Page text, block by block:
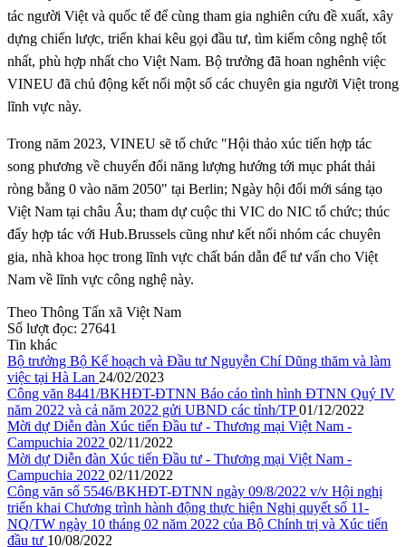
tác người Việt và quốc tế để cùng tham gia nghiên cứu đề xuất, xây
dựng chiến lược, triển khai kêu gọi đầu tư, tìm kiếm công nghệ tốt
nhất, phù hợp nhất cho Việt Nam. Bộ trưởng đã hoan nghênh việc
VINEU đã chủ động kết nối một số các chuyên gia người Việt trong
lĩnh vực này.
Trong năm 2023, VINEU sẽ tổ chức "Hội thảo xúc tiến hợp tác
song phương về chuyển đổi năng lượng hướng tới mục phát thải
ròng bằng 0 vào năm 2050" tại Berlin; Ngày hội đổi mới sáng tạo
Việt Nam tại châu Âu; tham dự cuộc thi VIC do NIC tổ chức; thúc
đẩy hợp tác với Hub.Brussels cũng như kết nối nhóm các chuyên
gia, nhà khoa học trong lĩnh vực chất bán dẫn để tư vấn cho Việt
Nam về lĩnh vực công nghệ này.
Theo Thông Tấn xã Việt Nam
Số lượt đọc: 27641
Tin khác
Bộ trưởng Bộ Kế hoạch và Đầu tư Nguyễn Chí Dũng thăm và làm
việc tại Hà Lan 24/02/2023
Công văn 8441/BKHĐT-ĐTNN Báo cáo tình hình ĐTNN Quý IV
năm 2022 và cả năm 2022 gửi UBND các tỉnh/TP01/12/2022
Mời dự Diễn đàn Xúc tiến Đầu tư - Thương mại Việt Nam -
Campuchia 2022 02/11/2022
Mời dự Diễn đàn Xúc tiến Đầu tư - Thương mại Việt Nam -
Campuchia 2022 02/11/2022
Công văn số 5546/BKHĐT-ĐTNN ngày 09/8/2022 v/v Hội nghị
triển khai Chương trình hành động thực hiện Nghị quyết số 11-
NQ/TW ngày 10 tháng 02 năm 2022 của Bộ Chính trị và Xúc tiến
đầu tư 10/08/2022